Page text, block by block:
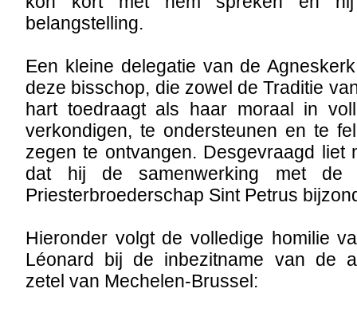
belangstelling.
Een kleine delegatie van de
deze bisschop, die zowel de Traditie
hart toedraagt als haar moraal in
verkondigen, te ondersteunen en te
zegen te ontvangen. Desgevraagd liet
dat hij de samenwerking met de
Priesterbroederschap Sint Petrus
Hieronder volgt de volledige homilie
Léonard bij de inbezitname van de
zetel van Mechelen-Brussel: